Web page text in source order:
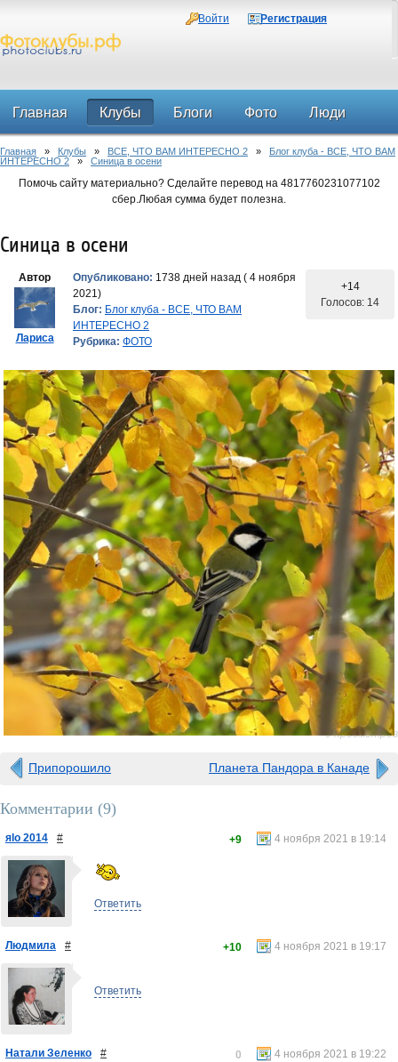
Войти Регистрация
Главная Клубы Блоги Фото Люди
Форум
Главная » Клубы » ВСЕ, ЧТО ВАМ ИНТЕРЕСНО 2 » Блог клуба - ВСЕ, ЧТО ВАМ
ИНТЕРЕСНО 2 » Синица в осени
Помочь сайту материально? Сделайте перевод на 4817760231077102
сбер.Любая сумма будет полезна.
Синица в осени
Автор
Лариса
Опубликовано: 1738 дней назад ( 4 ноября
2021)
Блог: Блог клуба - ВСЕ, ЧТО ВАМ
ИНТЕРЕСНО 2
Рубрика: ФОТО
+14
Голосов: 14
0 просмотров
Припорошило Планета Пандора в Канаде
Комментарии (9)
яlo 2014 # 4 ноября 2021 в 19:14
+9
Ответить
Людмила # 4 ноября 2021 в 19:17
+10
Ответить
Натали Зеленко # 4 ноября 2021 в 19:22
0